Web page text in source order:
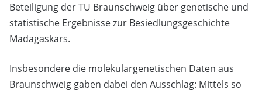
Beteiligung der TU Braunschweig über genetische und
statistische Ergebnisse zur Besiedlungsgeschichte
Madagaskars.
Insbesondere die molekulargenetischen Daten aus
Braunschweig gaben dabei den Ausschlag: Mittels so